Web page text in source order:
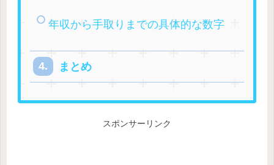
年収から手取りまでの具体的な数字
まとめ
スポンサーリンク